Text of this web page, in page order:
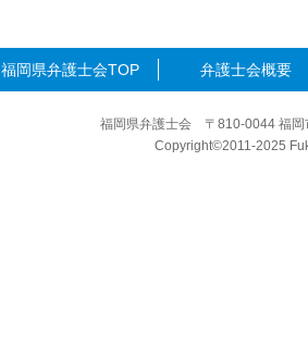
福岡県弁護士会TOP 弁護士会概要
福岡県弁護士会 〒810-0044 福
Copyright©2011-2025